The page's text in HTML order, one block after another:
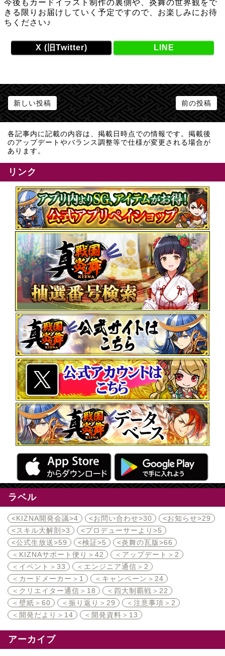
今後もカードイラスト制作の裏側や、炎舞の世界観をで
きる限りお届けしていく予定ですので、お楽しみにお待
ちください♪
X (旧Twitter) LINE
新しい投稿 前の投稿
各記事内に記載の内容は、掲載日時点での情報です。掲載後
のアップデートやバランス調整等で仕様が変更される場合が
あります。
リンク
ラベル
<KIZNA開発会議>4 <お問い合わせ>30 <お知らせ>29
<スキル大解剖>3 <プロデューサーより>5
<公式生放送>59 <検証>5 <炎舞の瓦版>66
＜KIZNAサポート便り＞ 42 ＜アップデート＞ 2
＜イベント＞ 33 ＜エンジニア通信＞ 2
＜カードメーカー＞ 1 ＜キャンペーン＞ 24
＜クリエイター通信＞ 18 ＜四大制覇戦＞ 22
＜壁紙＞ 60 ＜振り返り＞ 29 ＜注意事項＞ 2
＜開発だより＞ 14 ＜開発資料＞ 13
アーカイブ